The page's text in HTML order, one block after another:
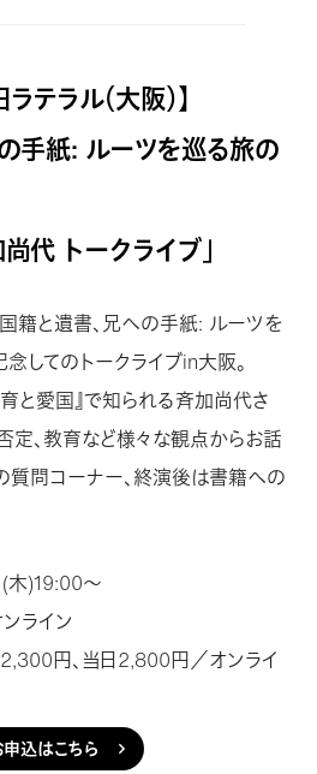
ラル（大阪）】
手紙: ルーツを巡る旅の
代 トークライブ」
籍と遺書、兄への手紙: ルーツを
してのトークライブin大阪。
と愛国』で知られる斉加尚代さ
定、教育など様々な観点からお話
質問コーナー、終演後は書籍への
(木)19:00〜
ライン
2,300円、当日2,800円／オンライ
申込はこちら